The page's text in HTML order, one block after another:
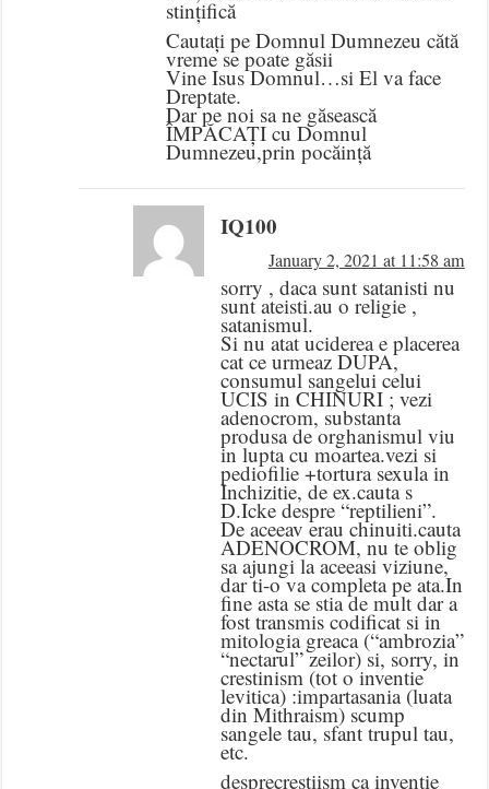
stințifică
Cautați pe Domnul Dumnezeu cătă
vreme se poate găsii
Vine Isus Domnul…si El va face
Dreptate.
Dar pe noi sa ne găsească
ÎMPĂCAȚI cu Domnul
Dumnezeu,prin pocăință
IQ100
January 2, 2021 at 11:58 am
sorry , daca sunt satanisti nu
sunt ateisti.au o religie ,
satanismul.
Si nu atat uciderea e placerea
cat ce urmeaz DUPA,
consumul sangelui celui
UCIS in CHINURI ; vezi
adenocrom, substanta
produsa de orghanismul viu
in lupta cu moartea.vezi si
pediofilie +tortura sexula in
Inchizitie, de ex.cauta s
D.Icke despre “reptilieni”.
De aceeav erau chinuiti.cauta
ADENOCROM, nu te oblig
sa ajungi la aceeasi viziune,
dar ti-o va completa pe ata.In
fine asta se stia de mult dar a
fost transmis codificat si in
mitologia greaca (“ambrozia”
“nectarul” zeilor) si, sorry, in
crestinism (tot o inventie
levitica) :impartasania (luata
din Mithraism) scump
sangele tau, sfant trupul tau,
etc.
desprecrestiism ca inventie